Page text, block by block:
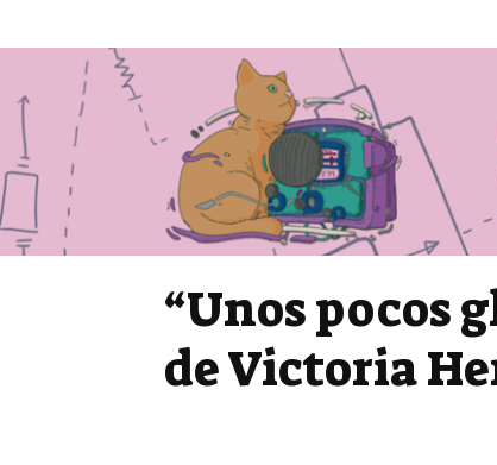
“Unos pocos
de Victoria